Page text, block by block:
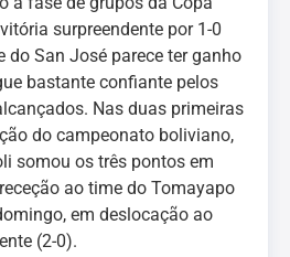
surpreendente por 1-0
do San José parece ter ganho
bastante confiante pelos
Nas duas primeiras
do campeonato boliviano,
somou os três pontos em
ao time do Tomayapo
em deslocação ao
(2-0).